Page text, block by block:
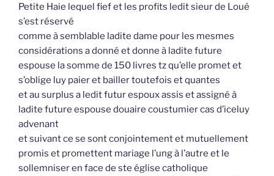
Petite Haie lequel fief et les profits ledit sieur de Loué
s’est réservé
comme à semblable ladite dame pour les mesmes
considérations a donné et donne à ladite future
espouse la somme de 150 livres tz qu’elle promet et
s’oblige luy paier et bailler toutefois et quantes
et au surplus a ledit futur espoux assis et assigné à
ladite future espouse douaire coustumier cas d’iceluy
advenant
et suivant ce se sont conjointement et mutuellement
promis et promettent mariage l’ung à l’autre et le
sollemniser en face de ste église catholique